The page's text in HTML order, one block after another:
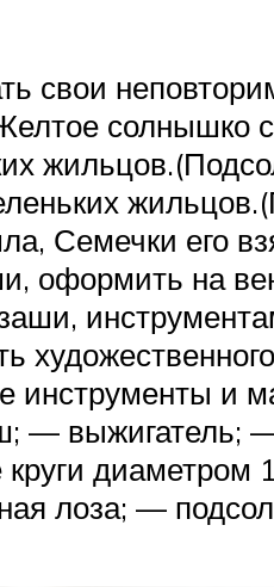
свои
солнышко
Семечки его
оформить на
инструменты
— выжигатель;
диаметром
лоза; —